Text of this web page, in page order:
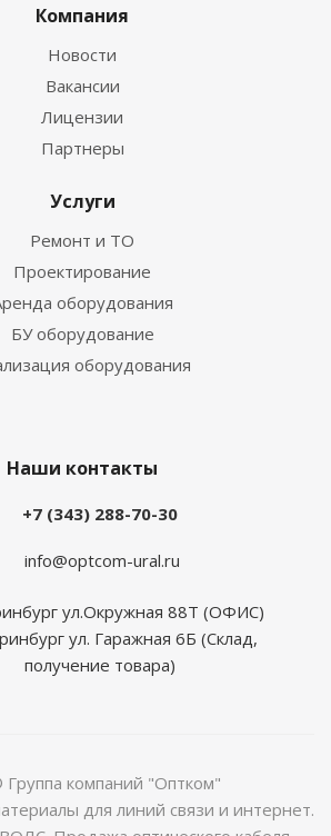
Компания
Новости
Вакансии
Лицензии
Партнеры
Услуги
Ремонт и ТО
Проектирование
оборудования
БУ оборудование
оборудования
Наши контакты
+7 (343) 288-70-30
info@optcom-ural.ru
ул.Окружная 88Т (ОФИС)
ул. Гаражная 6Б (Склад,
получение товара)
компаний "Оптком"
для линий связи и интернет.